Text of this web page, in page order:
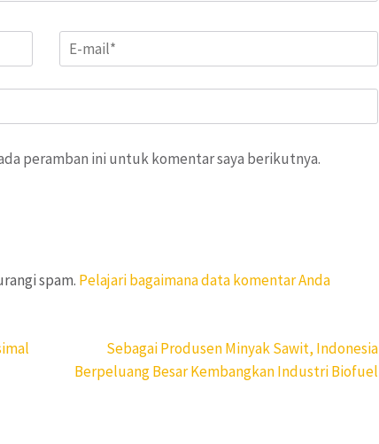
Email*
peramban ini untuk komentar saya berikutnya.
spam. Pelajari bagaimana data komentar Anda
Sebagai Produsen Minyak Sawit, Indonesia
Berpeluang Besar Kembangkan Industri Biofuel